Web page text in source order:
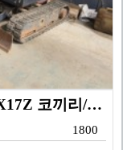
두산/굴삭기/1.7톤 미니굴삭기/DX17Z 코끼리/20…
1800